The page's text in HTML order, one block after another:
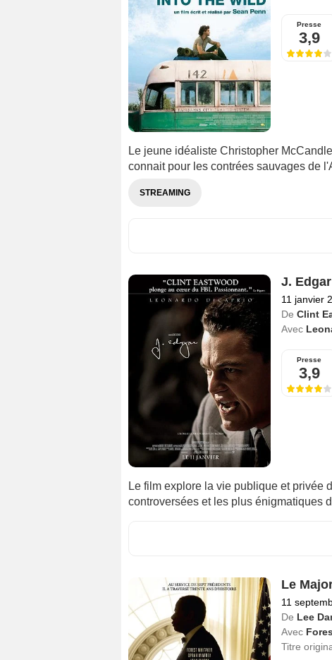
Presse
3,9
Le jeune idéaliste Christopher
connait pour les contrées sauvages de
STREAMING
J. Edgar
11 janvier
De Clint
Avec
Presse
3,9
Le film explore la vie publique et privée
controversées et les plus énigmatiques
Le
11
De Lee
Avec
Titre